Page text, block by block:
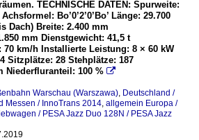
TECHNISCHE DATEN: Spurweite:
Bo’0’2’0’Bo’ Länge: 29.700
Dach) Breite: 2.400 mm
mm Dienstgewicht: 41,5 t
km/h Installierte Leistung: 8 × 60 kW
Sitzplätze: 28 Stehplätze: 187
Niederfluranteil: 100 % 
Warschau (Warszawa), Deutschland /
Messen / InnoTrans 2014, allgemein Europa /
/ PESA Jazz Duo 128N / PESA Jazz